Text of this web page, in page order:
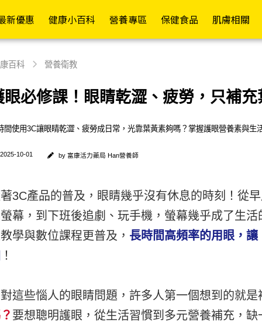
活力藥局購物商城
新優惠 健康小百科 營養專區
各式營養品
營養補充
高纖配方
糖友專區
癌友專區
療養專區
關鍵配方
嬰兒配方(0-1歲)
一般奶粉
高蛋白補給
燕麥片
增稠/代糖/膳食纖維
啤酒酵母/大豆卵磷脂
保健食品
依功能
日常補給
防禦升級
康復調理
舒緩潤喉
消化舒暢
窈窕美型
關鍵靈活
日常舒緩
維生素B/C
綜合維生素/礦物質
魚油/EPA/DHA/磷蝦油
肽/Q10
鈣/葡萄糖胺/UCII
葉黃素/蝦紅素/山桑
子/玻尿酸
麩醯胺酸/褐藻醣膠
朝鮮薊/薑黃/牛樟芝/
肌膚相關
Moraz
La
MGRs
護理
緩精油/軟膏
熱貼/冰敷袋
膠手套/檢診手套
形眼鏡用品
額/耳溫槍
洗鼻器
血壓計
檢測試紙
熱敷墊
生髮帽
護腕
護腰
褲型
看護墊
替換式尿片
添寧
包大人
來復易
輪椅A款
輪椅坐墊
散步車
四腳拐
手杖/拐杖
百科 營養衛教
眼必修課！眼睛乾澀、疲勞，只補
間使用3C讓眼睛乾澀、疲勞成日常，光靠葉黃素夠嗎？掌握護眼營養素與生
2025-10-01 by 富康活力藥局 Han營養師
著3C產品的普及，眼睛幾乎沒有休息的時刻！從
幕，到下班後追劇、玩手機，螢幕幾乎成了生
教學與數位課程更普及， 長時間高頻率的用眼，
！
這些惱人的眼睛問題，許多人第一個想到的就
要想聰明護眼，從生活習慣到多元營養補充，缺